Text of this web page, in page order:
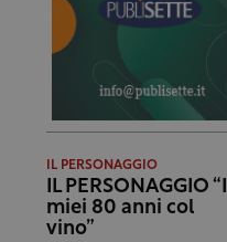
IL PERSONAGGIO
IL PERSONAGGIO “I
miei 80 anni col
vino”